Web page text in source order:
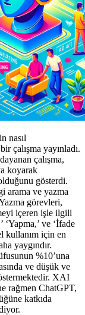
nasıl
çalışma yayınladı.
çalışma,
koyarak
gösterdi.
arama ve yazma
görevleri,
içeren işle ilgili
‘Yapma,’ ve ‘İfade
kullanım için en
yaygındır.
%10’una
ve düşük ve
XAI
rağmen ChatGPT,
katkıda